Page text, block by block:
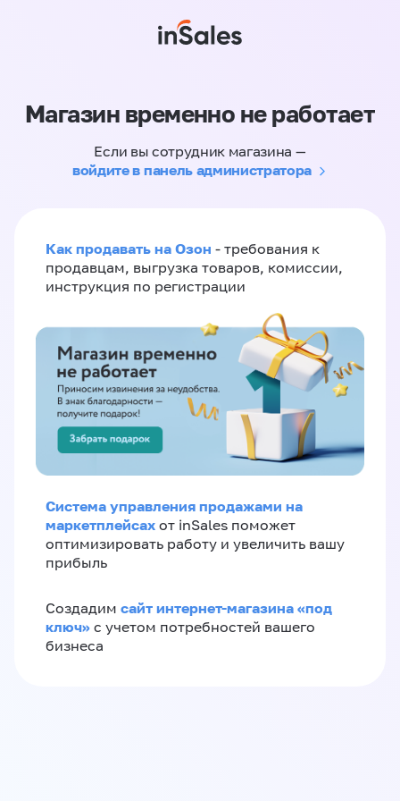
Магазин временно не работает
Если вы сотрудник магазина —
войдите в панель администратора
Как продавать на Озон - требования к
продавцам, выгрузка товаров, комиссии,
инструкция по регистрации
Система управления продажами на
маркетплейсах от inSales поможет
оптимизировать работу и увеличить вашу
прибыль
Создадим сайт интернет-магазина «под
ключ» с учетом потребностей вашего
бизнеса